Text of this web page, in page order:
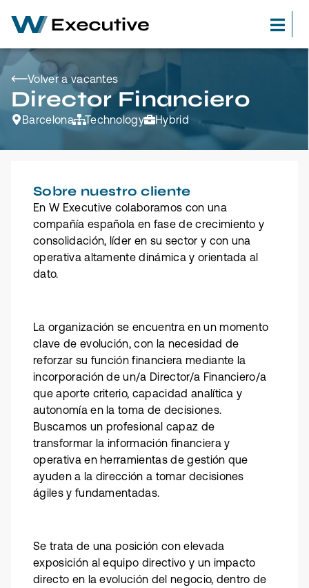
Volver a vacantes
Director Financiero
Barcelona Technology Hybrid
Sobre nuestro cliente
En W Executive colaboramos con una
compañía española en fase de crecimiento y
consolidación, líder en su sector y con una
operativa altamente dinámica y orientada al
dato.
La organización se encuentra en un momento
clave de evolución, con la necesidad de
reforzar su función financiera mediante la
incorporación de un/a Director/a Financiero/a
que aporte criterio, capacidad analítica y
autonomía en la toma de decisiones.
Buscamos un profesional capaz de
transformar la información financiera y
operativa en herramientas de gestión que
ayuden a la dirección a tomar decisiones
ágiles y fundamentadas.
Se trata de una posición con elevada
exposición al equipo directivo y un impacto
directo en la evolución del negocio, dentro de